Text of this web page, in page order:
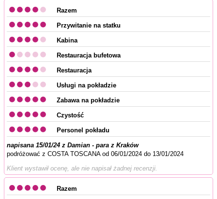
Razem
Przywitanie na statku
Kabina
Restauracja bufetowa
Restauracja
Usługi na pokładzie
Zabawa na pokładzie
Czystość
Personel pokładu
napisana 15/01/24 z Damian - para z Kraków
podróżować z COSTA TOSCANA od 06/01/2024 do 13/01/2024
Klient wystawił ocenę, ale nie napisał żadnej recenzji.
Razem